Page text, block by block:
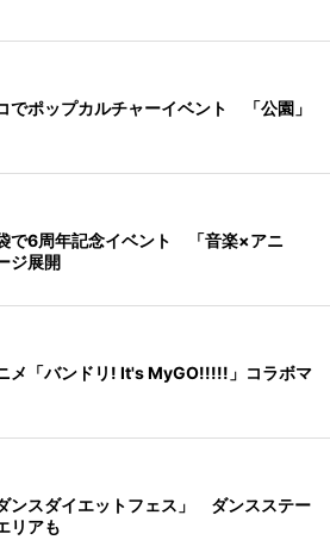
でポップカルチャーイベント 「公園」
で6周年記念イベント 「音楽×アニ
ジ展開
メ「バンドリ! It's MyGO!!!!!」コラボマ
ンスダイエットフェス」 ダンスステー
リアも